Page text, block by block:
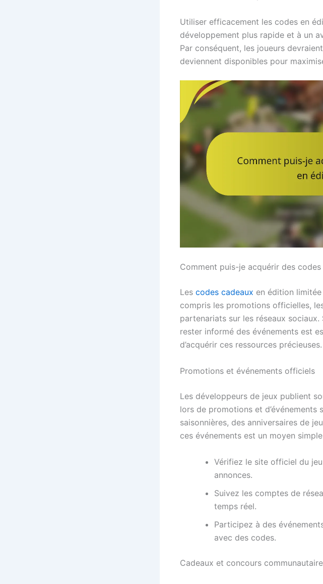
Utiliser efficacement les codes en
développement plus rapide et à un
Par conséquent, les joueurs
deviennent disponibles pour
Comment puis-je acquérir des
Les codes cadeaux en édition
compris les promotions officielles,
partenariats sur les réseaux sociaux.
rester informé des événements est
d’acquérir ces ressources précieuses.
Promotions et événements officiels
Les développeurs de jeux publient
lors de promotions et
saisonnières, des anniversaires de
ces événements est un moyen
Vérifiez le site officiel du
annonces.
Suivez les comptes de
temps réel.
Participez à des
avec des codes.
Cadeaux et concours